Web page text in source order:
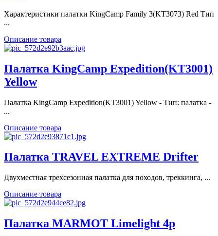
Характеристики палатки KingCamp Family 3(KT3073) Red Тип
...
Описание товара
Палатка KingCamp Expedition(KT3001)
Yellow
Палатка KingCamp Expedition(KT3001) Yellow - Тип: палатка -
...
Описание товара
Палатка TRAVEL EXTREME Drifter
Двухместная трехсезонная палатка для походов, треккинга, ...
Описание товара
Палатка MARMOT Limelight 4p